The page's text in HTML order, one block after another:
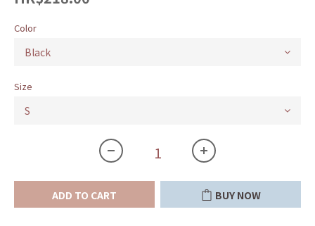
Color
Size
ADD TO CART BUY NOW